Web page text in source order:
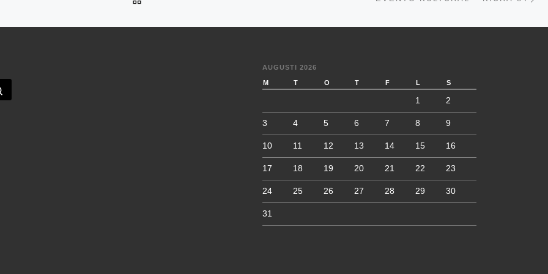
AUGUSTI 2026
M T O T F L S
1 2
3 4 5 6 7 8 9
10 11 12 13 14 15 16
17 18 19 20 21 22 23
24 25 26 27 28 29 30
31